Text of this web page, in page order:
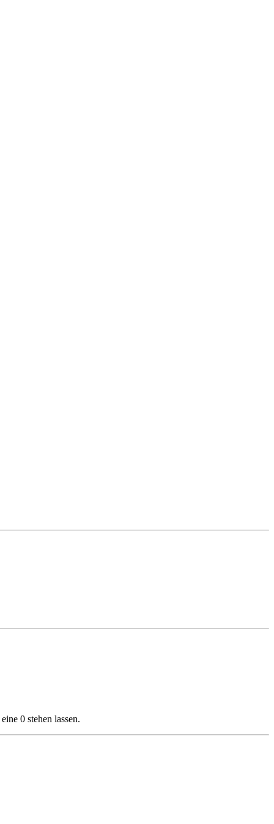
0 stehen lassen.